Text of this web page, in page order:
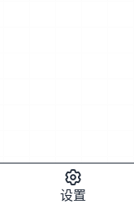
设置